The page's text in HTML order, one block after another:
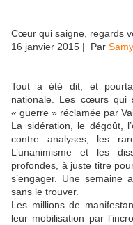
Cœur qui saigne, regards
16 janvier 2015 | Par
Tout a été dit, et
nationale. Les cœurs qui
« guerre » réclamée par
La sidération, le dégoût,
contre analyses, les
L’unanimisme et les
profondes, à juste titre
s’engager. Une semaine
sans le trouver.
Les millions de
leur mobilisation par